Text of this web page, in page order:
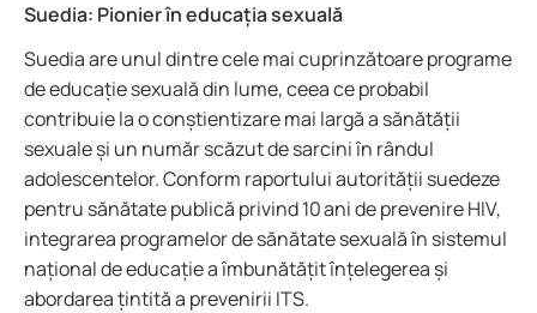
Suedia: Pionier în educația sexuală
Suedia are unul dintre cele mai cuprinzătoare programe
de educație sexuală din lume, ceea ce probabil
contribuie la o conștientizare mai largă a sănătății
sexuale și un număr scăzut de sarcini în rândul
adolescentelor. Conform raportului autorității suedeze
pentru sănătate publică privind 10 ani de prevenire HIV,
integrarea programelor de sănătate sexuală în sistemul
național de educație a îmbunătățit înțelegerea și
abordarea țintită a prevenirii ITS.